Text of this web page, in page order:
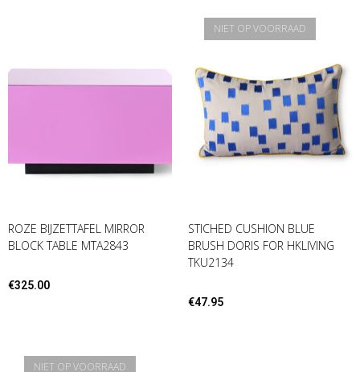
ROZE BIJZETTAFEL MIRROR
BLOCK TABLE MTA2843
€325.00
NIET OP VOORRAAD
STICHED CUSHION BLUE
BRUSH DORIS FOR HKLIVING
TKU2134
€47.95
NIET OP VOORRAAD